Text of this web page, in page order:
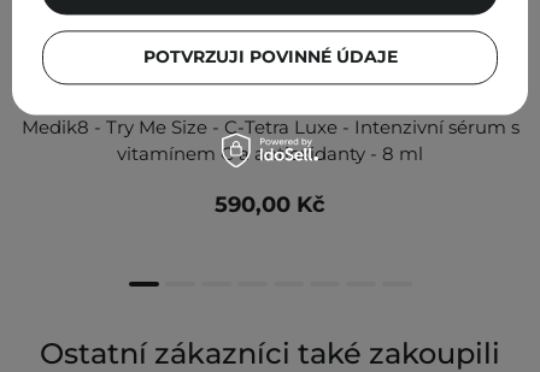
Medik8 - Try Me Size - C-Tetra Luxe - Intenzivní sérum s
vitamínem C a antioxidanty - 8 ml
590,00 Kč
Ostatní zákazníci také zakoupili
POTVRZUJI POVINNÉ ÚDAJE